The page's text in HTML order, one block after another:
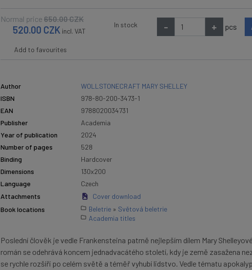
Normal price 650.00CZK
520.00 CZK incl. VAT
In stock - + pcs
Add to favourites
Author
WOLLSTONECRAFT MARY SHELLEY
ISBN
978-80-200-3473-1
EAN
9788020034731
Publisher
Academia
Year of publication
2024
Number of pages
528
Binding
Hardcover
Dimensions
130x200
Language
Czech
Attachments
Cover download
Book locations Beletrie » Světová beletrie
Academia titles
Poslední člověk je vedle Frankensteina patrně nejlepším dílem Mary
román se odehrává koncem jednadvacátého století, kdy je země zasažena
se rychle rozšíří po celém světě a téměř vyhubí lidstvo. Vedle tématu